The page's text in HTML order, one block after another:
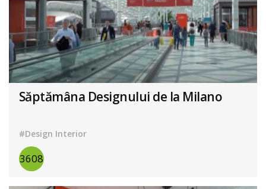
Săptămâna Designului de la Milano
#Design Interior
3608